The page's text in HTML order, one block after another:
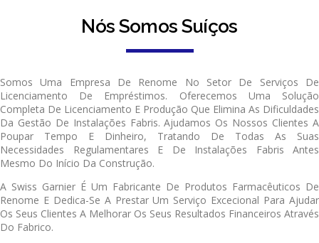
Nós Somos Suíços
Somos Uma Empresa De Renome No Setor De Serviços De
Licenciamento De Empréstimos. Oferecemos Uma Solução
Completa De Licenciamento E Produção Que Elimina As Dificuldades
Da Gestão De Instalações Fabris. Ajudamos Os Nossos Clientes A
Poupar Tempo E Dinheiro, Tratando De Todas As Suas
Necessidades Regulamentares E De Instalações Fabris Antes
Mesmo Do Início Da Construção.
A Swiss Garnier É Um Fabricante De Produtos Farmacêuticos De
Renome E Dedica-Se A Prestar Um Serviço Excecional Para Ajudar
Os Seus Clientes A Melhorar Os Seus Resultados Financeiros Através
Do Fabrico.